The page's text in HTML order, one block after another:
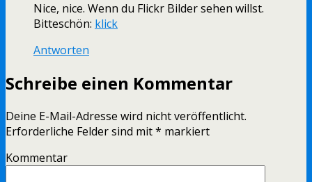
Nice, nice. Wenn du Flickr Bilder sehen willst.
Bitteschön: klick
Antworten
Schreibe einen Kommentar
Deine E-Mail-Adresse wird nicht veröffentlicht.
Erforderliche Felder sind mit* markiert
Kommentar